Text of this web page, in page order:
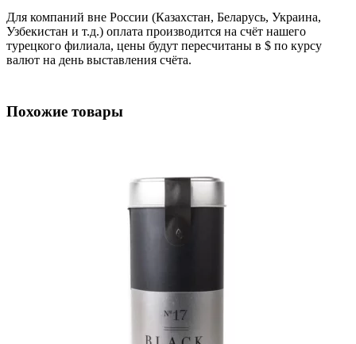
Для компаний вне России (Казахстан, Беларусь, Украина,
Узбекистан и т.д.) оплата производится на счёт нашего
турецкого филиала, цены будут пересчитаны в $ по курсу
валют на день выставления счёта.
Похожие товары